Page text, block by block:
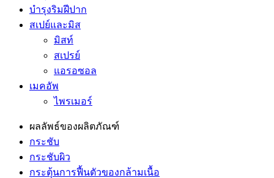
บำรุงริมฝีปาก
สเปย์และมิส
มิสท์
สเปรย์
แอรอซอล
เมคอัพ
ไพรเมอร์
ผลลัพธ์ของผลิตภัณฑ์
กระชับ
กระชับผิว
กระตุ้นการฟื้นตัวของกล้ามเนื้อ